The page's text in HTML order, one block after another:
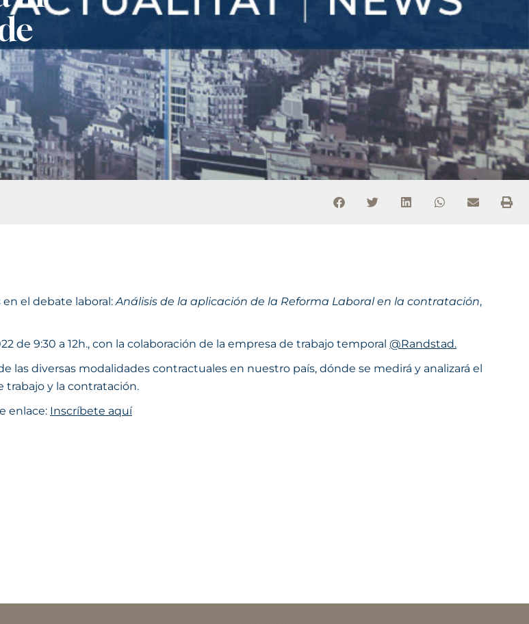
el debate laboral:Análisis de la aplicación de la Reforma Laboral en la contratación,
de 9:30 a 12h., con la colaboración de la empresa de trabajo temporal @Randstad.
las diversas modalidades contractuales en nuestro país, dónde se medirá y analizará el
trabajo y la contratación.
enlace: Inscríbete aquí